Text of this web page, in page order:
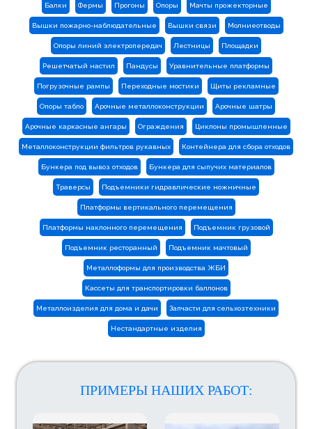
Балки Фермы Прогоны Опоры Мачты прожекторные
Вышки пожарно-наблюдательные Вышки связи Молниеотводы
Опоры линий электропередач Лестницы Площадки
Решетчатый настил Пандусы Уравнительные платформы
Погрузочные рампы Переходные мостики Щиты рекламные
Опоры табло Арочные металлоконструкции Арочные шатры
Арочные каркасные ангары Ограждения Циклоны промышленные
Металлоконструкции фильтров рукавных Контейнера для сбора отходов
Бункера под вывоз отходов Бункера для сыпучих материалов
Траверсы Подъемники гидравлические ножничные
Платформы вертикального перемещения
Платформы наклонного перемещения Подъемник грузовой
Подъемник ресторанный Подъемник мачтовый
Металлоформы для производства ЖБИ
Кассеты для транспортировки баллонов
Металлоизделия для дома и дачи Запчасти для сельхозтехники
Нестандартные изделия
ПРИМЕРЫ НАШИХ РАБОТ: